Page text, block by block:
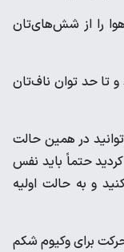
را از شش‌های‌تان
تا حد توان ناف‌تان
در همین حالت
حتماً باید نفس
و به حالت اولیه
برای وکیوم شکم